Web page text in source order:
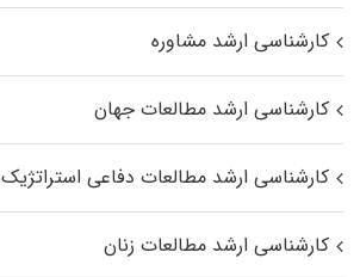
کارشناسی ارشد مشاوره
کارشناسی ارشد مطالعات جهان
کارشناسی ارشد مطالعات دفاعی استراتژیک
کارشناسی ارشد مطالعات زنان